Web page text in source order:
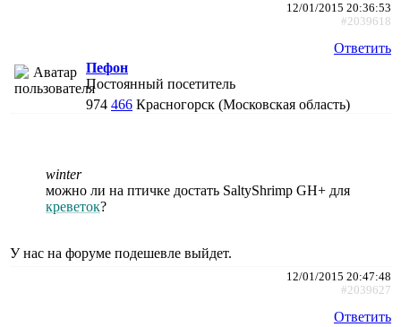
12/01/2015 20:36:53
#2039618
Ответить
Пефон
Постоянный посетитель
974 466 Красногорск (Московская область)
winter
можно ли на птичке достать SaltyShrimp GH+ для
креветок?
У нас на форуме подешевле выйдет.
12/01/2015 20:47:48
#2039627
Ответить